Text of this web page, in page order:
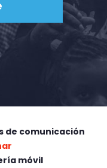
de comunicación
móvil